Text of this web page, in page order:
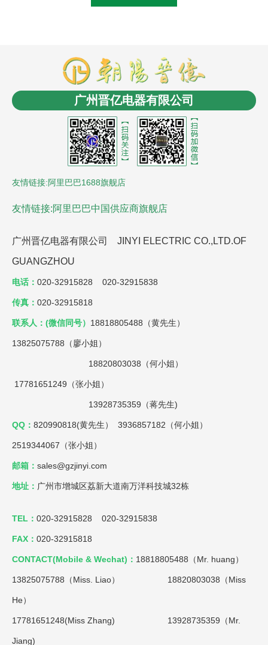
商盟成员：云南LED 消防工程安装 商业电子秤
电缆桥架 无人机信号干扰屏蔽反制 沈阳油浸式变压
器 控制电缆 沈阳风机盘管 LCR数字电桥 贵州led显
氮化铝陶瓷基板
广州晋亿电器有限公司
友情链接:阿里巴巴1688旗舰店
友情链接:阿里巴巴中国供应商旗舰店
广州晋亿电器有限公司 JINYI ELECTRIC CO.,LTD.OF
GUANGZHOU
电话： 020-32915828 020-32915838
传真： 020-32915818
联系人：(微信同号） 18818805488（黄先生）
13825075788（廖小姐）
18820803038（何小姐）
17781651249（张小姐）
13928735359（蒋先生)
QQ： 820990818(黄先生） 3936857182（何小姐）
2519344067（张小姐）
邮箱： sales@gzjinyi.com
地址： 广州市增城区荔新大道南万洋科技城32栋
TEL： 020-32915828 020-32915838
FAX： 020-32915818
CONTACT(Mobile & Wechat)： 18818805488（Mr. huang）
13825075788（Miss. Liao） 18820803038（Miss
He）
17781651248(Miss Zhang) 13928735359（Mr.
Jiang)